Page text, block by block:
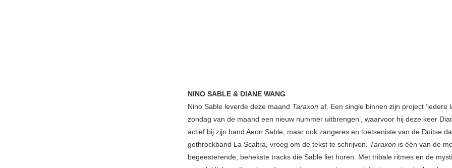
NINO SABLE & DIANE WANG
Nino Sable leverde deze maand Taraxon af. Een single binnen zijn project ‘iedere
zondag van de maand een nieuw nummer uitbrengen’, waarvoor hij deze keer
actief bij zijn band Aeon Sable, maar ook zangeres en toetseniste van de Duitse
gothrockband La Scaltra, vroeg om de tekst te schrijven. Taraxon is één van de
begeesterende, behekste tracks die Sable liet horen. Met tribale ritmes en de